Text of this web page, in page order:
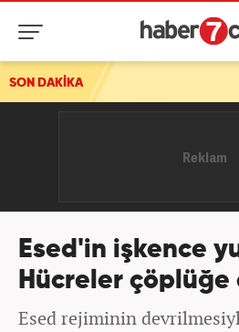
SON DAKİKA
Esed'in işkence
Hücreler çöplüğe
Esed rejiminin